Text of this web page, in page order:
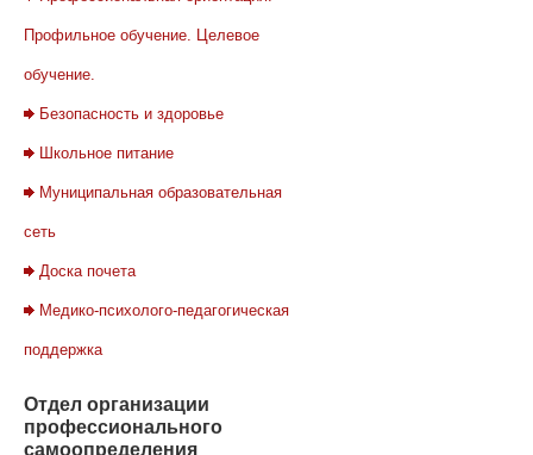
Профильное обучение. Целевое
обучение.
Безопасность и здоровье
Школьное питание
Муниципальная образовательная
сеть
Доска почета
Медико-психолого-педагогическая
поддержка
Отдел организации
профессионального
самоопределения